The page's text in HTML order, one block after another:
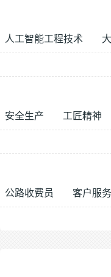
人工智能工程技术
安全生产 工匠精神
公路收费员 客户服